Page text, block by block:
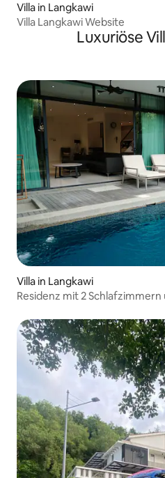
Villa in Langkawi
Villa Langkawi Website
Luxuriöse
Villa in Langkawi
Residenz mit 2